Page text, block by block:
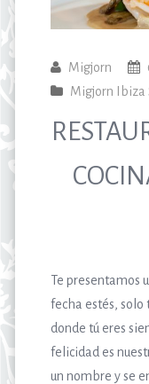
Migjorn
Migjorn Ibiza
Te presentamos
fecha estés,
donde tú eres
felicidad es
un nombre y se